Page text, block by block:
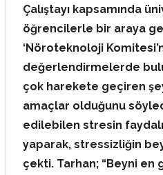
Çalıştayı kapsamında
öğrencilerle bir araya
‘Nöroteknoloji
değerlendirmelerde
çok harekete geçiren
amaçlar olduğunu
edilebilen stresin
yaparak, stressizliğin
çekti. Tarhan; “Beyni en